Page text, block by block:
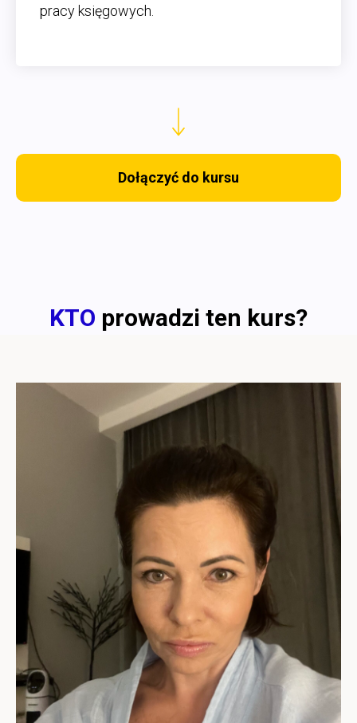
pracy księgowych.
Dołączyć do kursu
KTO prowadzi ten kurs?